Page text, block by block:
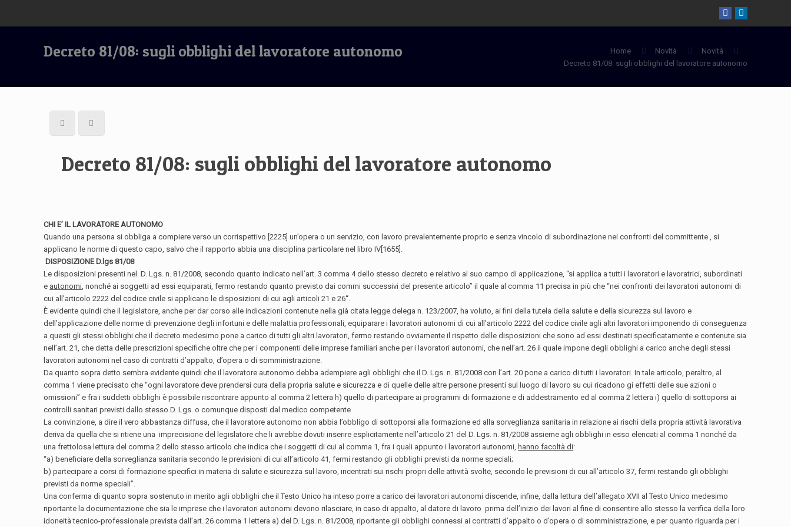
Decreto 81/08: sugli obblighi del lavoratore autonomo Home Novità
Novità
Decreto 81/08: sugli obblighi del lavoratore autonomo
Decreto 81/08: sugli obblighi del lavoratore autonomo
CHI E’ IL LAVORATORE AUTONOMO
Quando una persona si obbliga a compiere verso un corrispettivo [2225] un’opera o un servizio, con lavoro prevalentemente proprio e senza vincolo di subordinazione nei confronti del committente , si
applicano le norme di questo capo, salvo che il rapporto abbia una disciplina particolare nel libro IV[1655].
DISPOSIZIONE D.lgs 81/08
Le disposizioni presenti nel D. Lgs. n. 81/2008, secondo quanto indicato nell’art. 3 comma 4 dello stesso decreto e relativo al suo campo di applicazione, “si applica a tutti i lavoratori e lavoratrici, subordinati
e autonomi, nonché ai soggetti ad essi equiparati, fermo restando quanto previsto dai commi successivi del presente articolo” il quale al comma 11 precisa in più che “nei confronti dei lavoratori autonomidi
cui all’articolo 2222 del codice civile si applicano le disposizioni di cui agli articoli 21 e 26“.
È evidente quindi che il legislatore, anche per dar corso alle indicazioni contenute nella già citata legge delega n. 123/2007, ha voluto, ai fini della tutela della salute e della sicurezza sul lavoro e
dell’applicazione delle norme di prevenzione degli infortuni e delle malattia professionali, equiparare i lavoratori autonomi di cui all’articolo 2222 del codice civile agli altri lavoratori imponendo di conseguenza
a questi gli stessi obblighi che il decreto medesimo pone a carico di tutti gli altri lavoratori, fermo restando ovviamente il rispetto delle disposizioni che sono ad essi destinati specificatamente e contenute sia
nell’art. 21, che detta delle prescrizioni specifiche oltre che per i componenti delle imprese familiari anche per i lavoratori autonomi, che nell’art. 26 il quale impone degli obblighi a carico anche degli stessi
lavoratori autonomi nel caso di contratti d’appalto, d’opera o di somministrazione.
Da quanto sopra detto sembra evidente quindi che il lavoratore autonomo debba adempiere agli obblighi che il D. Lgs. n. 81/2008 con l’art. 20 pone a carico di tutti i lavoratori. In tale articolo, peraltro, al
comma 1 viene precisato che “ogni lavoratore deve prendersi cura della propria salute e sicurezza e di quelle delle altre persone presenti sul luogo di lavoro su cui ricadono gi effetti delle sue azioni o
omissioni” e fra i suddetti obblighi è possibile riscontrare appunto al comma 2 lettera h) quello di partecipare ai programmi di formazione e di addestramento ed al comma 2 lettera i) quello di sottoporsi ai
controlli sanitari previsti dallo stesso D. Lgs. o comunque disposti dal medico competente
La convinzione, a dire il vero abbastanza diffusa, che il lavoratore autonomo non abbia l’obbligo di sottoporsi alla formazione ed alla sorveglianza sanitaria in relazione ai rischi della propria attività lavorativa
deriva da quella che si ritiene una imprecisione del legislatore che li avrebbe dovuti inserire esplicitamente nell’articolo 21 del D. Lgs. n. 81/2008 assieme agli obblighi in esso elencati al comma 1 nonché da
una frettolosa lettura del comma 2 dello stesso articolo che indica che i soggetti di cui al comma 1, fra i quali appunto i lavoratori autonomi, hanno facoltà di:
“a) beneficiare della sorveglianza sanitaria secondo le previsioni di cui all’articolo 41, fermi restando gli obblighi previsti da norme speciali;
b) partecipare a corsi di formazione specifici in materia di salute e sicurezza sul lavoro, incentrati sui rischi propri delle attività svolte, secondo le previsioni di cui all’articolo 37, fermi restando gli obblighi
previsti da norme speciali”.
Una conferma di quanto sopra sostenuto in merito agli obblighi che il Testo Unico ha inteso porre a carico dei lavoratori autonomi discende, infine, dalla lettura dell’allegato XVII al Testo Unico medesimo
riportante la documentazione che sia le imprese che i lavoratori autonomi devono rilasciare, in caso di appalto, al datore di lavoro prima dell’inizio dei lavori al fine di consentire allo stesso la verifica della loro
idoneità tecnico-professionale prevista dall’art. 26 comma 1 lettera a) del D. Lgs. n. 81/2008, riportante gli obblighi connessi ai contratti d’appalto o d’opera o di somministrazione, e per quanto riguarda per i